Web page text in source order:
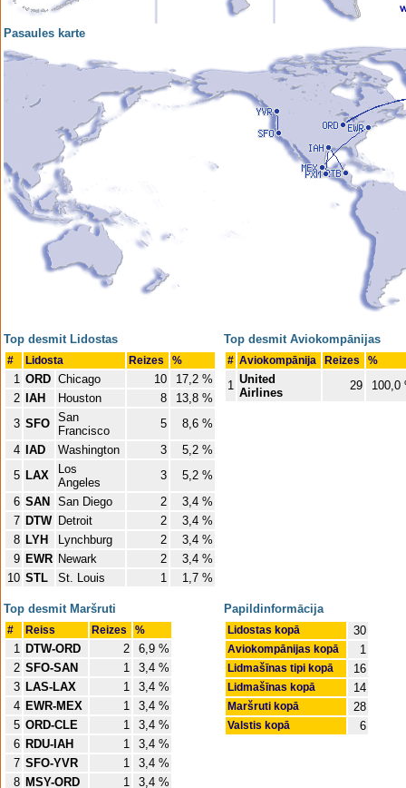
Pasaules karte
Top desmit Lidostas
# Lidosta Reizes %
1 ORD Chicago 10
17,2 %
2
IAH Houston 8
13,8 %
3 SFO San
Francisco
5
8,6 %
4
IAD Washington 3
5,2 %
5 LAX
Los
Angeles
3
5,2 %
6 SAN San Diego 2
3,4 %
7 DTW Detroit 2
3,4 %
8 LYH Lynchburg 2
3,4 %
9 EWR Newark 2
3,4 %
10 STL St. Louis 1 1,7 %
Top desmit Aviokompānijas
# Aviokompānija Reizes %
1 United
Airlines
29 100,0
Top desmit Maršruti
# Reiss Reizes %
1 DTW-ORD 2
6,9 %
2 SFO-SAN 1
3,4 %
3 LAS-LAX 1
3,4 %
4 EWR-MEX 1
3,4 %
5 ORD-CLE 1
3,4 %
6 RDU-IAH 1
3,4 %
7 SFO-YVR 1
3,4 %
8 MSY-ORD 1
3,4 %
Papildinformācija
Lidostas kopā 30
Aviokompānijas kopā 1
Lidmašīnas tipi kopā 16
Lidmašīnas kopā 14
Maršruti kopā 28
Valstis kopā 6